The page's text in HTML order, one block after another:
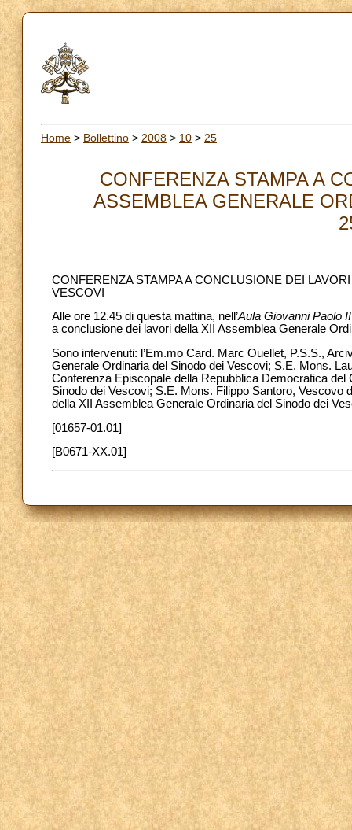
Home > Bollettino > 2008 > 10 > 25
CONFERENZA STAMPA A
ASSEMBLEA GENERALE
CONFERENZA STAMPA A CONCLUSIONE DEI
VESCOVI
Alle ore 12.45 di questa mattina, nell’Aula Giovanni Paolo II
a conclusione dei lavori della XII Assemblea Generale
Sono intervenuti: l’Em.mo Card. Marc Ouellet, P.S.S.,
Generale Ordinaria del Sinodo dei Vescovi; S.E. Mons.
Conferenza Episcopale della Repubblica Democratica
Sinodo dei Vescovi; S.E. Mons. Filippo Santoro, Vescovo
della XII Assemblea Generale Ordinaria del Sinodo dei
[01657-01.01]
[B0671-XX.01]